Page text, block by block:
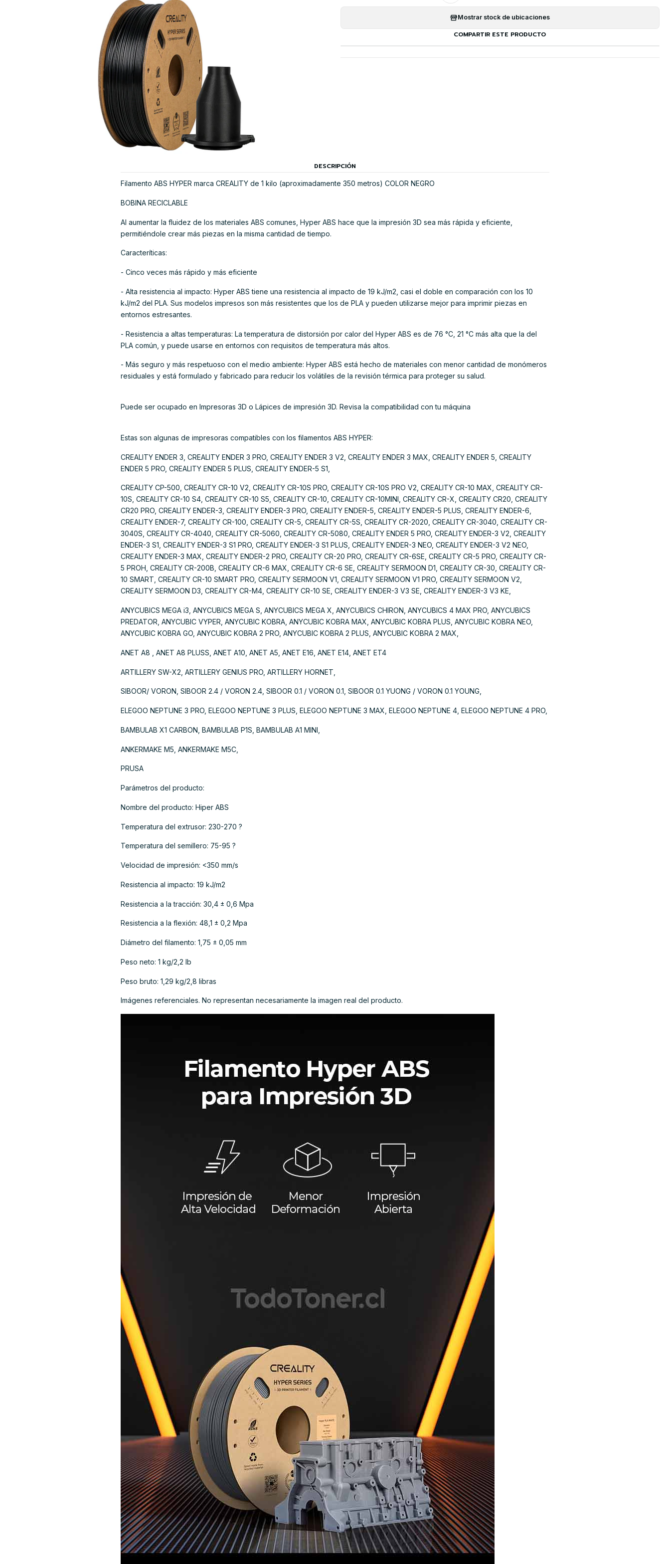
Mostrar stock de ubicaciones
COMPARTIR ESTE PRODUCTO
DESCRIPCIÓN
Filamento ABS HYPER marca CREALITY de 1 kilo (aproximadamente 350 metros) COLOR NEGRO
BOBINA RECICLABLE
Al aumentar la fluidez de los materiales ABS comunes, Hyper ABS hace que la impresión 3D sea más rápida y eficiente,
permitiéndole crear más piezas en la misma cantidad de tiempo.
Caracteríticas:
- Cinco veces más rápido y más eficiente
- Alta resistencia al impacto: Hyper ABS tiene una resistencia al impacto de 19 kJ/m2, casi el doble en comparación con los 10
kJ/m2 del PLA. Sus modelos impresos son más resistentes que los de PLA y pueden utilizarse mejor para imprimir piezas en
entornos estresantes.
- Resistencia a altas temperaturas: La temperatura de distorsión por calor del Hyper ABS es de 76 °C, 21 °C más alta que la del
PLA común, y puede usarse en entornos con requisitos de temperatura más altos.
- Más seguro y más respetuoso con el medio ambiente: Hyper ABS está hecho de materiales con menor cantidad de monómeros
residuales y está formulado y fabricado para reducir los volátiles de la revisión térmica para proteger su salud.
Puede ser ocupado en Impresoras 3D o Lápices de impresión 3D. Revisa la compatibilidad con tu máquina
Estas son algunas de impresoras compatibles con los filamentos ABS HYPER:
CREALITY ENDER 3, CREALITY ENDER 3 PRO, CREALITY ENDER 3 V2, CREALITY ENDER 3 MAX, CREALITY ENDER 5, CREALITY
ENDER 5 PRO, CREALITY ENDER 5 PLUS, CREALITY ENDER-5 S1,
CREALITY CP-500, CREALITY CR-10 V2, CREALITY CR-10S PRO, CREALITY CR-10S PRO V2, CREALITY CR-10 MAX, CREALITY CR-
10S, CREALITY CR-10 S4, CREALITY CR-10 S5, CREALITY CR-10, CREALITY CR-10MINI, CREALITY CR-X, CREALITY CR20, CREALITY
CR20 PRO, CREALITY ENDER-3, CREALITY ENDER-3 PRO, CREALITY ENDER-5, CREALITY ENDER-5 PLUS, CREALITY ENDER-6,
CREALITY ENDER-7, CREALITY CR-100, CREALITY CR-5, CREALITY CR-5S, CREALITY CR-2020, CREALITY CR-3040, CREALITY CR-
3040S, CREALITY CR-4040, CREALITY CR-5060, CREALITY CR-5080, CREALITY ENDER 5 PRO, CREALITY ENDER-3 V2, CREALITY
ENDER-3 S1, CREALITY ENDER-3 S1 PRO, CREALITY ENDER-3 S1 PLUS, CREALITY ENDER-3 NEO, CREALITY ENDER-3 V2 NEO,
CREALITY ENDER-3 MAX, CREALITY ENDER-2 PRO, CREALITY CR-20 PRO, CREALITY CR-6SE, CREALITY CR-5 PRO, CREALITY CR-
5 PROH, CREALITY CR-200B, CREALITY CR-6 MAX, CREALITY CR-6 SE, CREALITY SERMOON D1, CREALITY CR-30, CREALITY CR-
10 SMART, CREALITY CR-10 SMART PRO, CREALITY SERMOON V1, CREALITY SERMOON V1 PRO, CREALITY SERMOON V2,
CREALITY SERMOON D3, CREALITY CR-M4, CREALITY CR-10 SE, CREALITY ENDER-3 V3 SE, CREALITY ENDER-3 V3 KE,
ANYCUBICS MEGA i3, ANYCUBICS MEGA S, ANYCUBICS MEGA X, ANYCUBICS CHIRON, ANYCUBICS 4 MAX PRO, ANYCUBICS
PREDATOR, ANYCUBIC VYPER, ANYCUBIC KOBRA, ANYCUBIC KOBRA MAX, ANYCUBIC KOBRA PLUS, ANYCUBIC KOBRA NEO,
ANYCUBIC KOBRA GO, ANYCUBIC KOBRA 2 PRO, ANYCUBIC KOBRA 2 PLUS, ANYCUBIC KOBRA 2 MAX,
ANET A8 , ANET A8 PLUSS, ANET A10, ANET A5, ANET E16, ANET E14, ANET ET4
ARTILLERY SW-X2, ARTILLERY GENIUS PRO, ARTILLERY HORNET,
SIBOOR/ VORON, SIBOOR 2.4 / VORON 2.4, SIBOOR 0.1 / VORON 0.1, SIBOOR 0.1 YUONG / VORON 0.1 YOUNG,
ELEGOO NEPTUNE 3 PRO, ELEGOO NEPTUNE 3 PLUS, ELEGOO NEPTUNE 3 MAX, ELEGOO NEPTUNE 4, ELEGOO NEPTUNE 4 PRO,
BAMBULAB X1 CARBON, BAMBULAB P1S, BAMBULAB A1 MINI,
ANKERMAKE M5, ANKERMAKE M5C,
PRUSA
Parámetros del producto:
Nombre del producto: Hiper ABS
Temperatura del extrusor: 230-270 ?
Temperatura del semillero: 75-95 ?
Velocidad de impresión: <350 mm/s
Resistencia al impacto: 19 kJ/m2
Resistencia a la tracción: 30,4 ± 0,6 Mpa
Resistencia a la flexión: 48,1 ± 0,2 Mpa
Diámetro del filamento: 1,75 ± 0,05 mm
Peso neto: 1 kg/2,2 lb
Peso bruto: 1,29 kg/2,8 libras
Imágenes referenciales. No representan necesariamente la imagen real del producto.